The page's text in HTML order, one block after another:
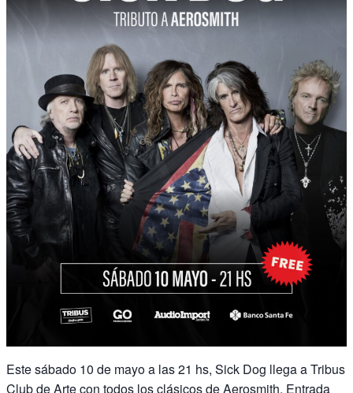
Este sábado 10 de mayo a las 21 hs, Sick Dog llega a Tribus
Club de Arte con todos los clásicos de Aerosmith. Entrada